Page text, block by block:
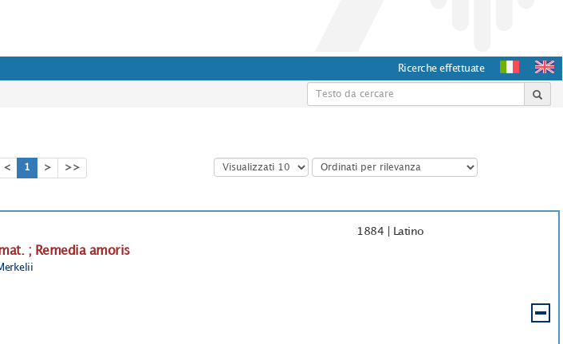
Ricerche effettuate
< 1 > >>
; Remedia amoris
1884 Latino